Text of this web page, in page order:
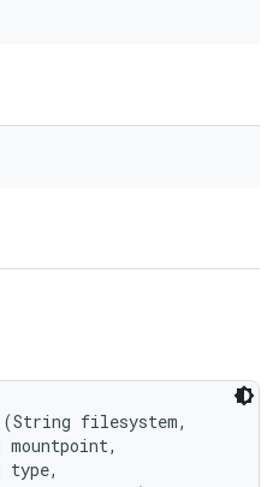
(String filesystem,
mountpoint,
type,